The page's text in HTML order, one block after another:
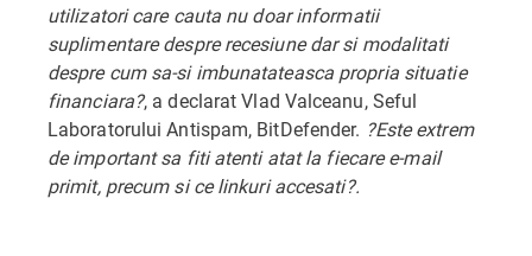
utilizatori care cauta nu doar informatii
suplimentare despre recesiune dar si modalitati
despre cum sa-si imbunatateasca propria situatie
financiara?, a declarat Vlad Valceanu, Seful
Laboratorului Antispam, BitDefender. ?Este extrem
de important sa fiti atenti atat la fiecare e-mail
primit, precum si ce linkuri accesati?.